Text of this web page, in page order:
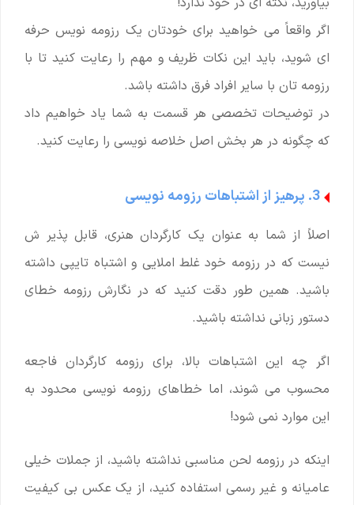
اگر واقعاً می خواهید برای خودتان یک رزومه نویس حرفه
ای شوید، باید این نکات ظریف و مهم را رعایت کنید تا با
رزومه تان با سایر افراد فرق داشته باشد.
در توضیحات تخصصی هر قسمت به شما یاد خواهیم داد
که چگونه در هر بخش اصل خلاصه نویسی را رعایت کنید.
3. پرهیز از اشتباهات رزومه نویسی
اصلاً از شما به عنوان یک کارگردان هنری، قابل پذیر ش
نیست که در رزومه خود غلط املایی و اشتباه تایپی داشته
باشید. همین طور دقت کنید که در نگارش رزومه خطای
دستور زبانی نداشته باشید.
اگر چه این اشتباهات بالا، برای رزومه کارگردان فاجعه
محسوب می شوند، اما خطاهای رزومه نویسی محدود به
این موارد نمی شود!
اینکه در رزومه لحن مناسبی نداشته باشید، از جملات خیلی
عامیانه و غیر رسمی استفاده کنید، از یک عکس بی کیفیت